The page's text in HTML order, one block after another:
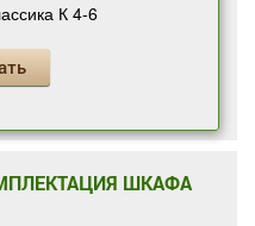
К 4-6
ШКАФА